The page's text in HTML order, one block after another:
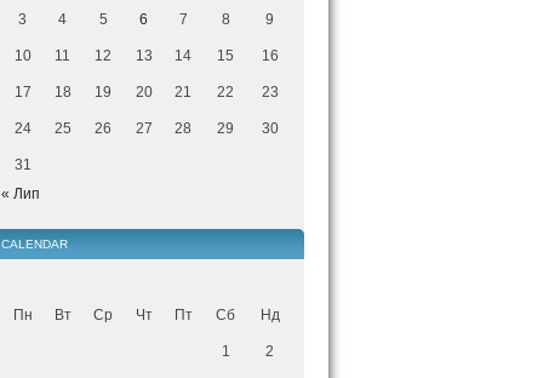
3 4 5 6 7 8 9
10 11 12 13 14 15 16
17 18 19 20 21 22 23
24 25 26 27 28 29 30
31
« Лип
CALENDAR
Пн Вт Ср Чт Пт Сб Нд
1 2